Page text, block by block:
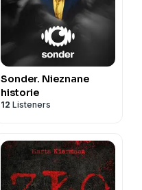
Sonder. Nieznane
historie
12 Listeners